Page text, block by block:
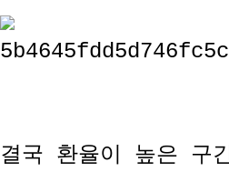
결국 환율이 높은 구